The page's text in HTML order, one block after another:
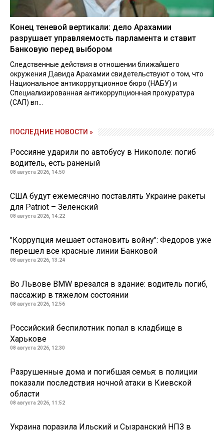
Конец теневой вертикали: дело Арахамии
разрушает управляемость парламента и ставит
Банковую перед выбором
Следственные действия в отношении ближайшего
окружения Давида Арахамии свидетельствуют о том, что
Национальное антикоррупционное бюро (НАБУ) и
Специализированная антикоррупционная прокуратура
(САП) вп...
ПОСЛЕДНИЕ НОВОСТИ »
Россияне ударили по автобусу в Никополе: погиб
водитель, есть раненый
08 августа 2026, 14:50
США будут ежемесячно поставлять Украине ракеты
для Patriot – Зеленский
08 августа 2026, 14:22
"Коррупция мешает остановить войну": Федоров уже
перешел все красные линии Банковой
08 августа 2026, 13:24
Во Львове BMW врезался в здание: водитель погиб,
пассажир в тяжелом состоянии
08 августа 2026, 12:56
Российский беспилотник попал в кладбище в
Харькове
08 августа 2026, 12:30
Разрушенные дома и погибшая семья: в полиции
показали последствия ночной атаки в Киевской
области
08 августа 2026, 11:52
Украина поразила Ильский и Сызранский НПЗ в